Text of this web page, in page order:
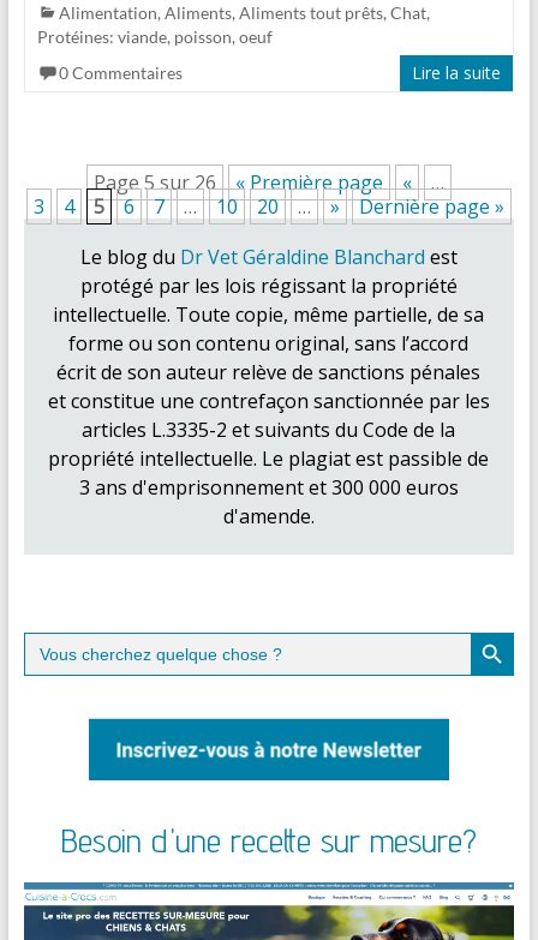
Alimentation, Aliments, Aliments tout prêts, Chat,
Protéines: viande, poisson, oeuf
0 Commentaires
Lire la suite
Page 5 sur 26 « Première page «
…
3
4 5 6 7 … 10 20 … »
Dernière page »
Le blog du Dr Vet Géraldine Blanchard est
protégé par les lois régissant la propriété
intellectuelle. Toute copie, même partielle, de sa
forme ou son contenu original, sans l’accord
écrit de son auteur relève de sanctions pénales
et constitue une contrefaçon sanctionnée par les
articles L.3335-2 et suivants du Code de la
propriété intellectuelle. Le plagiat est passible de
3 ans d'emprisonnement et 300 000 euros
d'amende.
Search
for:
Search Button
Besoin d'une recette sur mesure?